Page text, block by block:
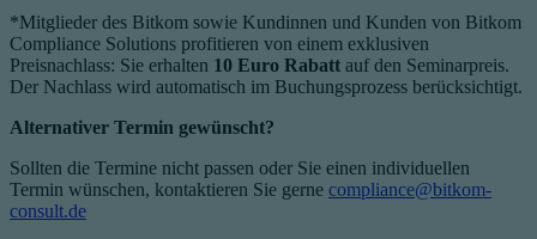
*Mitglieder des Bitkom sowie Kundinnen und Kunden von Bitkom
Compliance Solutions profitieren von einem exklusiven
Preisnachlass: Sie erhalten 10 Euro Rabatt auf den Seminarpreis.
Der Nachlass wird automatisch im Buchungsprozess berücksichtigt.
Alternativer Termin gewünscht?
Sollten die Termine nicht passen oder Sie einen individuellen
Termin wünschen, kontaktieren Sie gerne compliance@bitkom-
consult.de